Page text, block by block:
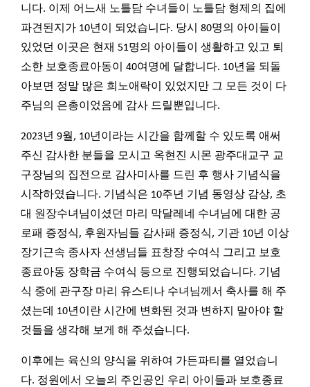
니다. 이제 어느새 노틀담 수녀들이 노틀담 형제의 집에
파견된지가 10년이 되었습니다. 당시 80명의 아이들이
있었던 이곳은 현재 51명의 아이들이 생활하고 있고 퇴
소한 보호종료아동이 40여명에 달합니다. 10년을 되돌
아보면 정말 많은 희노애락이 있었지만 그 모든 것이 다
주님의 은총이었음에 감사 드릴뿐입니다.
2023년 9월, 10년이라는 시간을 함께할 수 있도록 애써
주신 감사한 분들을 모시고 옥현진 시몬 광주대교구 교
구장님의 집전으로 감사미사를 드린 후 행사 기념식을
시작하였습니다. 기념식은 10주년 기념 동영상 감상, 초
대 원장수녀님이셨던 마리 막달레네 수녀님에 대한 공
로패 증정식, 후원자님들 감사패 증정식, 기관 10년 이상
장기근속 종사자 선생님들 표창장 수여식 그리고 보호
종료아동 장학금 수여식 등으로 진행되었습니다. 기념
식 중에 관구장 마리 유스티나 수녀님께서 축사를 해 주
셨는데 10년이란 시간에 변화된 것과 변하지 말아야 할
것들을 생각해 보게 해 주셨습니다.
이후에는 육신의 양식을 위하여 가든파티를 열었습니
다. 정원에서 오늘의 주인공인 우리 아이들과 보호종료